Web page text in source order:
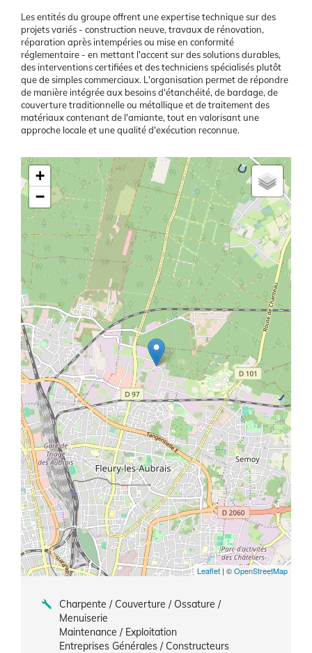
Les entités du groupe offrent une expertise technique sur des
projets variés - construction neuve, travaux de rénovation,
réparation après intempéries ou mise en conformité
réglementaire - en mettant l'accent sur des solutions durables,
des interventions certifiées et des techniciens spécialisés plutôt
que de simples commerciaux. L'organisation permet de répondre
de manière intégrée aux besoins d'étanchéité, de bardage, de
couverture traditionnelle ou métallique et de traitement des
matériaux contenant de l'amiante, tout en valorisant une
approche locale et une qualité d'exécution reconnue.
Latitude/Longitude
+
−
Leaflet | ©OpenStreetMap
Charpente / Couverture / Ossature /
Menuiserie
Maintenance / Exploitation
Entreprises Générales / Constructeurs